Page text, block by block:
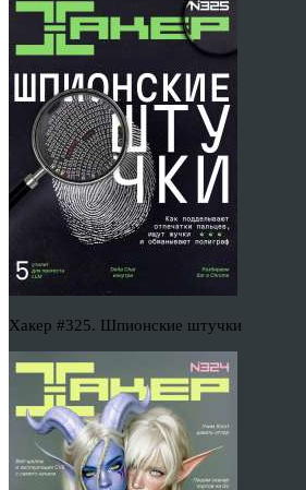
Хакер #325. Шпионские штучки